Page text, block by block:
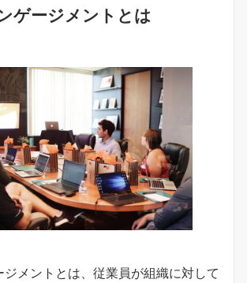
ゲージメントとは
メントとは、従業員が組織に対して